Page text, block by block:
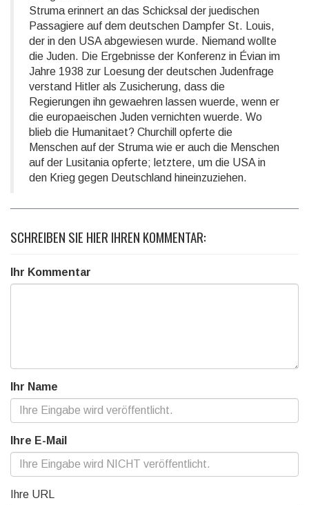
Struma erinnert an das Schicksal der juedischen
Passagiere auf dem deutschen Dampfer St. Louis,
der in den USA abgewiesen wurde. Niemand wollte
die Juden. Die Ergebnisse der Konferenz in Évian im
Jahre 1938 zur Loesung der deutschen Judenfrage
verstand Hitler als Zusicherung, dass die
Regierungen ihn gewaehren lassen wuerde, wenn er
die europaeischen Juden vernichten wuerde. Wo
blieb die Humanitaet? Churchill opferte die
Menschen auf der Struma wie er auch die Menschen
auf der Lusitania opferte; letztere, um die USA in
den Krieg gegen Deutschland hineinzuziehen.
SCHREIBEN SIE HIER IHREN KOMMENTAR:
Ihr Kommentar
Ihr Name
Ihre E-Mail
Ihre URL